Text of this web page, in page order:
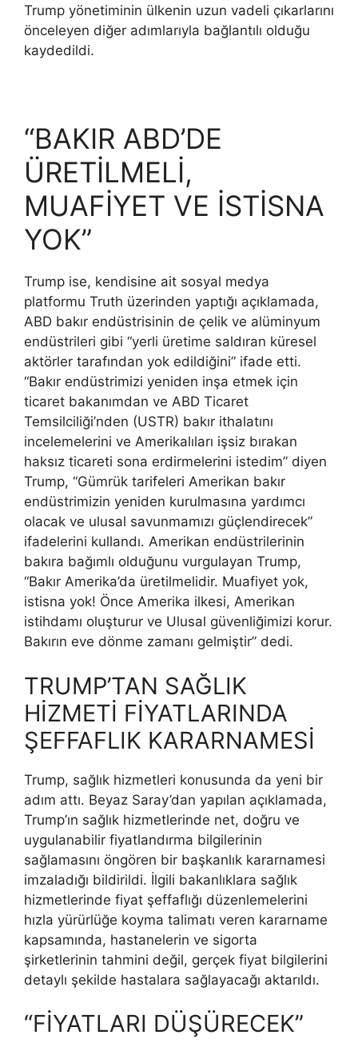
Trump yönetiminin ülkenin uzun vadeli çıkarlarını
önceleyen diğer adımlarıyla bağlantılı olduğu
kaydedildi.
“BAKIR ABD’DE
ÜRETİLMELİ,
MUAFİYET VE İSTİSNA
YOK”
Trump ise, kendisine ait sosyal medya
platformu Truth üzerinden yaptığı açıklamada,
ABD bakır endüstrisinin de çelik ve alüminyum
endüstrileri gibi “yerli üretime saldıran küresel
aktörler tarafından yok edildiğini” ifade etti.
“Bakır endüstrimizi yeniden inşa etmek için
ticaret bakanımdan ve ABD Ticaret
Temsilciliği’nden (USTR) bakır ithalatını
incelemelerini ve Amerikalıları işsiz bırakan
haksız ticareti sona erdirmelerini istedim” diyen
Trump, “Gümrük tarifeleri Amerikan bakır
endüstrimizin yeniden kurulmasına yardımcı
olacak ve ulusal savunmamızı güçlendirecek”
ifadelerini kullandı. Amerikan endüstrilerinin
bakıra bağımlı olduğunu vurgulayan Trump,
“Bakır Amerika’da üretilmelidir. Muafiyet yok,
istisna yok! Önce Amerika ilkesi, Amerikan
istihdamı oluşturur ve Ulusal güvenliğimizi korur.
Bakırın eve dönme zamanı gelmiştir” dedi.
TRUMP’TAN SAĞLIK
HİZMETİ FİYATLARINDA
ŞEFFAFLIK KARARNAMESİ
Trump, sağlık hizmetleri konusunda da yeni bir
adım attı. Beyaz Saray’dan yapılan açıklamada,
Trump’ın sağlık hizmetlerinde net, doğru ve
uygulanabilir fiyatlandırma bilgilerinin
sağlamasını öngören bir başkanlık kararnamesi
imzaladığı bildirildi. İlgili bakanlıklara sağlık
hizmetlerinde fiyat şeffaflığı düzenlemelerini
hızla yürürlüğe koyma talimatı veren kararname
kapsamında, hastanelerin ve sigorta
şirketlerinin tahmini değil, gerçek fiyat bilgilerini
detaylı şekilde hastalara sağlayacağı aktarıldı.
“FİYATLARI DÜŞÜRECEK”